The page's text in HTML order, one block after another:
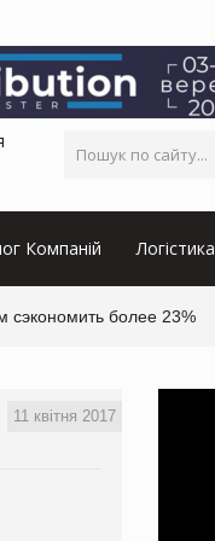
Компаній Логістика
сэкономить более 23%
11 квітня 2017